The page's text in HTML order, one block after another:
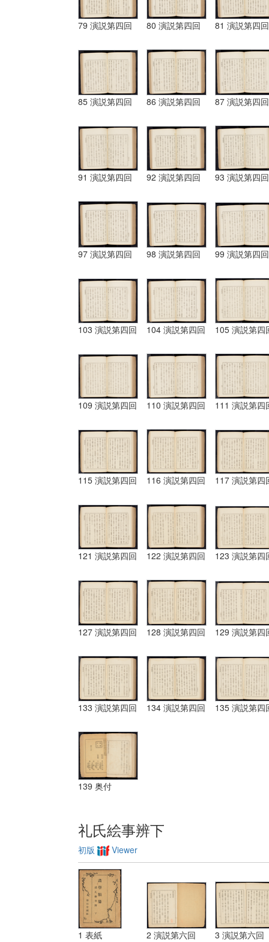
79 演説第四回 80 演説第四回 81 演説第四回
85 演説第四回 86 演説第四回 87 演説第四回
91 演説第四回 92 演説第四回 93 演説第四回
97 演説第四回 98 演説第四回 99 演説第四回
103 演説第四回 104 演説第四回 105 演説第四
109 演説第四回 110 演説第四回 111 演説第四
115 演説第四回 116 演説第四回 117 演説第四
121 演説第四回 122 演説第四回 123 演説第四
127 演説第四回 128 演説第四回 129 演説第四
133 演説第四回 134 演説第四回 135 演説第四
139 奥付
礼氏絵事辨下
初版 Viewer
1 表紙 2 演説第六回 3 演説第六回